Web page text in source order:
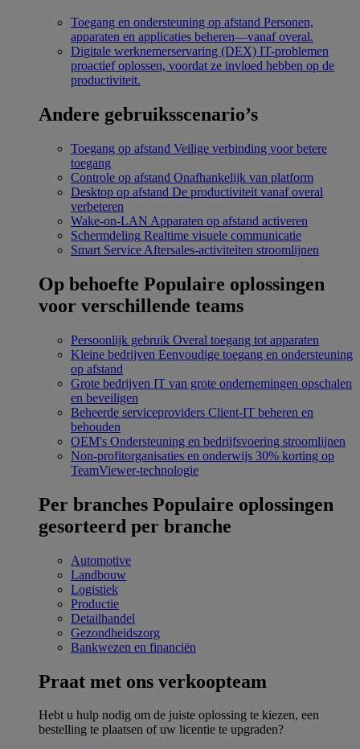
Toegang en ondersteuning op afstand Personen,
apparaten en applicaties beheren—vanaf overal.
Digitale werknemerservaring (DEX) IT-problemen
proactief oplossen, voordat ze invloed hebben op de
productiviteit.
Andere gebruiksscenario’s
Toegang op afstand Veilige verbinding voor betere
toegang
Controle op afstand Onafhankelijk van platform
Desktop op afstand De productiviteit vanaf overal
verbeteren
Wake-on-LAN Apparaten op afstand activeren
Schermdeling Realtime visuele communicatie
Smart Service Aftersales-activiteiten stroomlijnen
Op behoefte Populaire oplossingen
voor verschillende teams
Persoonlijk gebruik Overal toegang tot apparaten
Kleine bedrijven Eenvoudige toegang en ondersteuning
op afstand
Grote bedrijven IT van grote ondernemingen opschalen
en beveiligen
Beheerde serviceproviders Client-IT beheren en
behouden
OEM's Ondersteuning en bedrijfsvoering stroomlijnen
Non-profitorganisaties en onderwijs 30% korting op
TeamViewer-technologie
Per branches Populaire oplossingen
gesorteerd per branche
Automotive
Landbouw
Logistiek
Productie
Detailhandel
Gezondheidszorg
Bankwezen en financiën
Praat met ons verkoopteam
Hebt u hulp nodig om de juiste oplossing te kiezen, een
bestelling te plaatsen of uw licentie te upgraden?